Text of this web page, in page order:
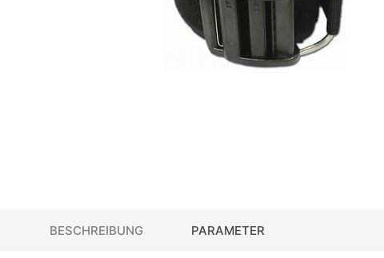
BESCHREIBUNG PARAMETER